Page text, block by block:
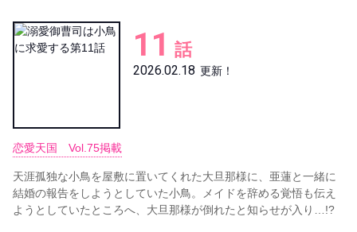
11 話
2026.02.18 更新！
恋愛天国 Vol.75掲載
天涯孤独な小鳥を屋敷に置いてくれた大旦那様に、亜蓮と一緒に
結婚の報告をしようとしていた小鳥。メイドを辞める覚悟も伝え
ようとしていたところへ、大旦那様が倒れたと知らせが入り…!?